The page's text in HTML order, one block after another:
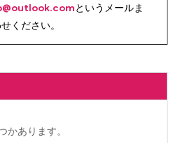
というメールま
ください。
かあります。